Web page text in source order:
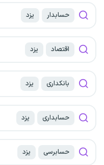
حسابدار یزد
اقتصاد یزد
بانکداری یزد
حسابداری یزد
حسابرسی یزد